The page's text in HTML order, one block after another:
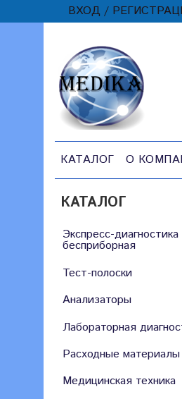
ВХОД /
КАТАЛОГ О
КАТАЛОГ
Экспресс-диагностика
бесприборная
Тест-полоски
Анализаторы
Лабораторная
Расходные материалы
Медицинская техника